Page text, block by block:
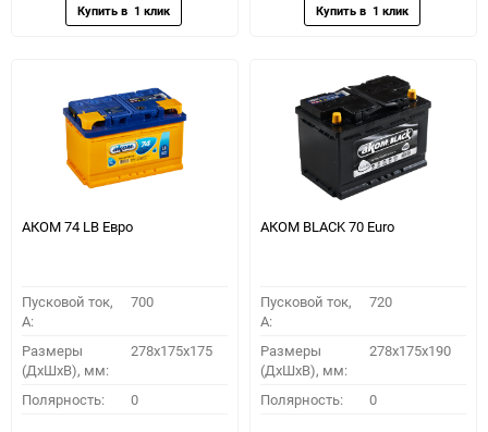
АКОМ 74 LB Евро
Пусковой ток,
A:
700
Размеры
(ДхШхВ), мм:
278x175x175
Полярность: 0
АКОМ BLACK 70 Euro
Пусковой ток,
A:
720
Размеры
(ДхШхВ), мм:
278x175x190
Полярность: 0